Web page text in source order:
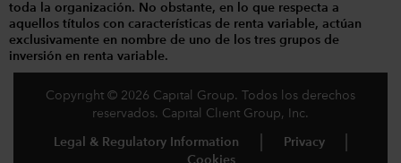
toda la organización. No obstante, en lo que respecta a
aquellos títulos con características de renta variable, actúan
exclusivamente en nombre de uno de los tres grupos de
inversión en renta variable.
Copyright © 2026 Capital Group. Todos los derechos
reservados. Capital Client Group, Inc.
Legal & Regulatory Information
Privacy
Cookies